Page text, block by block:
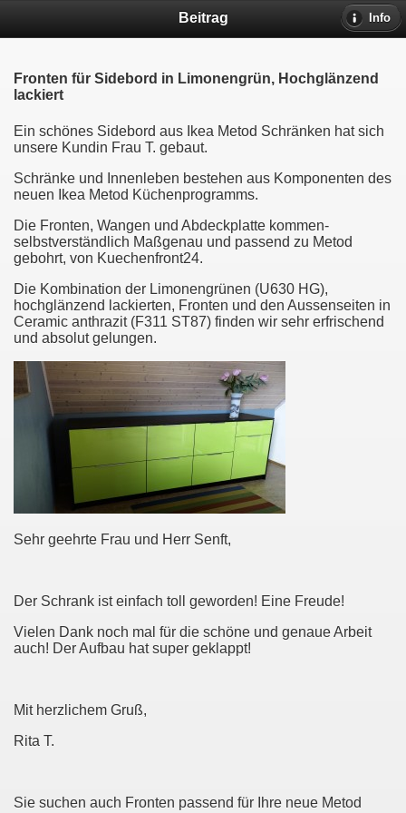
Beitrag Info
Fronten für Sidebord in Limonengrün, Hochglänzend
lackiert
Ein schönes Sidebord aus Ikea Metod Schränken hat sich
unsere Kundin Frau T. gebaut.
Schränke und Innenleben bestehen aus Komponenten des
neuen Ikea Metod Küchenprogramms.
Die Fronten, Wangen und Abdeckplatte kommen-
selbstverständlich Maßgenau und passend zu Metod
gebohrt, von Kuechenfront24.
Die Kombination der Limonengrünen (U630 HG),
hochglänzend lackierten, Fronten und den Aussenseiten in
Ceramic anthrazit (F311 ST87) finden wir sehr erfrischend
und absolut gelungen.
Sehr geehrte Frau und Herr Senft,
Der Schrank ist einfach toll geworden! Eine Freude!
Vielen Dank noch mal für die schöne und genaue Arbeit
auch! Der Aufbau hat super geklappt!
Mit herzlichem Gruß,
Rita T.
Sie suchen auch Fronten passend für Ihre neue Metod